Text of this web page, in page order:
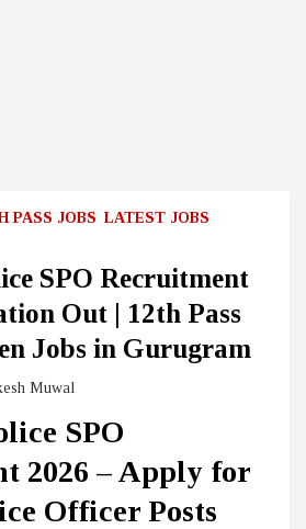
PASS JOBS LATEST JOBS
SPO Recruitment
Out | 12th Pass
Jobs in Gurugram
Muwal
SPO
2026 – Apply for
Officer Posts